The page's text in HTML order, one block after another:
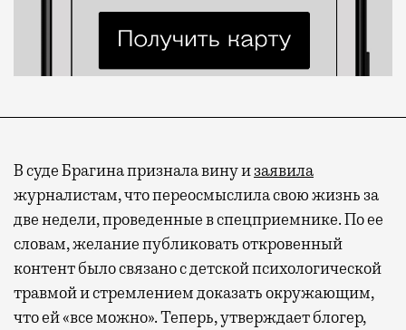
В суде Брагина признала вину изаявила
журналистам, что переосмыслила свою жизнь за
две недели, проведенные в спецприемнике. По ее
словам, желание публиковать откровенный
контент было связано с детской психологической
травмой и стремлением доказать окружающим,
что ей «все можно». Теперь, утверждает блогер,